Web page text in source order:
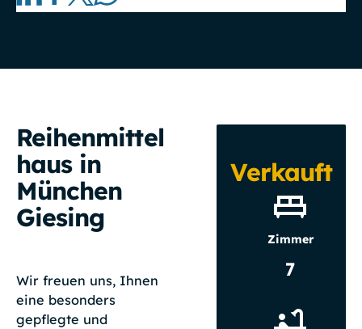
Reihenmittel
haus in
München
Giesing
Wir freuen uns, Ihnen
eine besonders
gepflegte und
Verkauft
Zimmer
7